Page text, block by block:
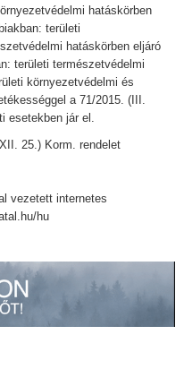
hatáskörben
területi
hatáskörben eljáró
területi természetvédelmi
környezetvédelmi és
a 71/2015. (III.
esetekben jár el.
25.) Korm. rendelet
vezetett internetes
hu